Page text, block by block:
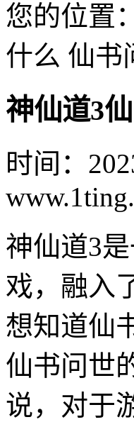
您的位置：
什么 仙书
神仙道3
时间：
神仙道3
戏，融入
想知道仙
仙书问世
说，对于